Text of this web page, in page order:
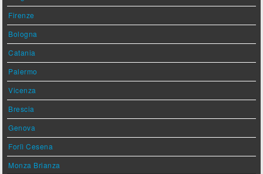
Firenze
Bologna
Catania
Palermo
Vicenza
Brescia
Genova
Forlì Cesena
Monza Brianza